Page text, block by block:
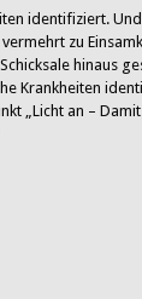
identifiziert.
zu
hinaus
Krankheiten
„Licht an –